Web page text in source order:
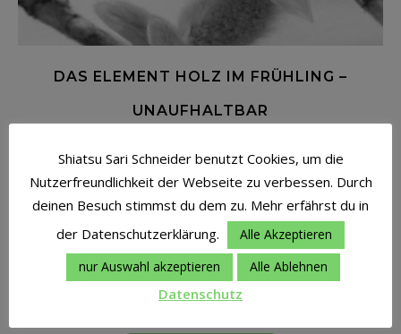
DAS ELEMENT HOLZ IM FRÜHLING –
UNAUFHALTBAR
und die Vögel zwitschern bereits am frühen Morgen von
den Bäumen. Der Frühling ist da! Lass dich, besonders auch
in diesem Jahr, wieder von Neuem inspirieren und mach es
der Natur…
Shiatsu Sari Schneider benutzt Cookies, um die
Nutzerfreundlichkeit der Webseite zu verbessen. Durch
deinen Besuch stimmst du dem zu. Mehr erfährst du in
der Datenschutzerklärung.
Alle Akzeptieren
nur Auswahl akzeptieren
Alle Ablehnen
Datenschutz